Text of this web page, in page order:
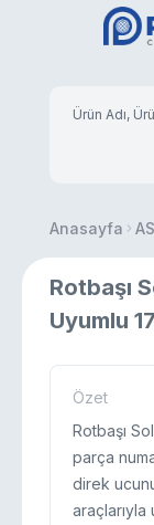
Anasayfa
Rotbaşı
Uyumlu
Özet
Rotbaşı
parça
direk
araçlarıyla